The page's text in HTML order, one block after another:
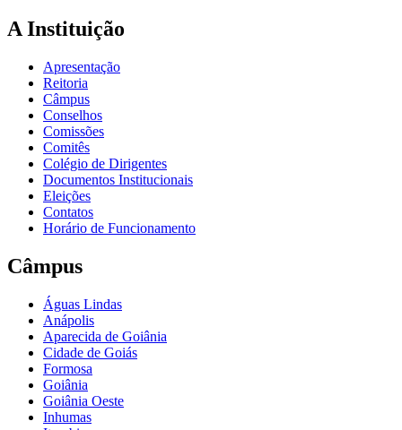
A Instituição
Apresentação
Reitoria
Câmpus
Conselhos
Comissões
Comitês
Colégio de Dirigentes
Documentos Institucionais
Eleições
Contatos
Horário de Funcionamento
Câmpus
Águas Lindas
Anápolis
Aparecida de Goiânia
Cidade de Goiás
Formosa
Goiânia
Goiânia Oeste
Inhumas